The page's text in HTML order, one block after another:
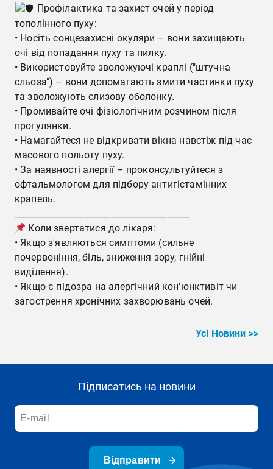
Профілактика та захист очей у період
тополінного пуху:
• Носіть сонцезахисні окуляри – вони захищають
очі від попадання пуху та пилку.
• Використовуйте зволожуючі краплі ("штучна
сльоза") – вони допомагають змити частинки пуху
та зволожують слизову оболонку.
• Промивайте очі фізіологічним розчином після
прогулянки.
• Намагайтеся не відкривати вікна навстіж під час
масового польоту пуху.
• За наявності алергії – проконсультуйтеся з
офтальмологом для підбору антигістамінних
крапель.
Коли звертатися до лікаря:
• Якщо з'являються симптоми (сильне
почервоніння, біль, зниження зору, гнійні
виділення).
• Якщо є підозра на алергічний кон'юнктивіт чи
загострення хронічних захворювань очей.
Усі Новини >>
Підписатись на новини
Відправити